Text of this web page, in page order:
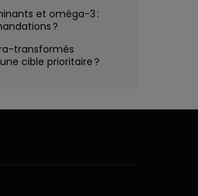
et oméga-3 :
?
transformés
cible prioritaire ?